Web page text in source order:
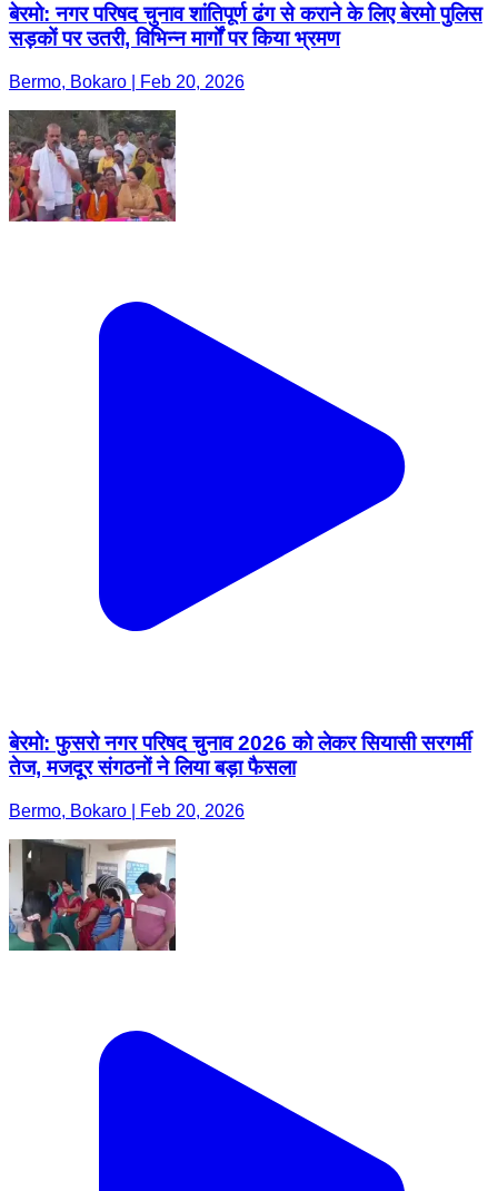
बेरमो: नगर परिषद चुनाव शांतिपूर्ण ढंग से कराने के लिए बेरमो पुलिस
सड़कों पर उतरी, विभिन्न मार्गों पर किया भ्रमण
Bermo, Bokaro | Feb 20, 2026
बेरमो: फुसरो नगर परिषद चुनाव 2026 को लेकर सियासी सरगर्मी
तेज, मजदूर संगठनों ने लिया बड़ा फैसला
Bermo, Bokaro | Feb 20, 2026